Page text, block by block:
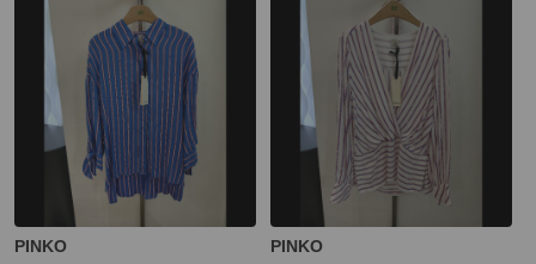
PINKO PINKO